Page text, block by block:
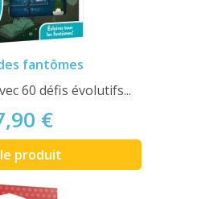
fantômes
60 défis évolutifs...
€
produit